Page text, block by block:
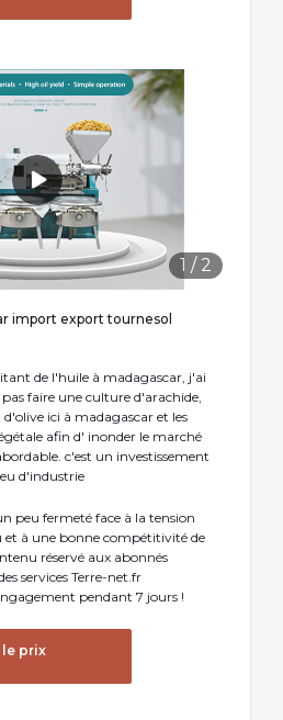
1 / 2
import export tournesol
de l'huile à madagascar, j'ai
faire une culture d'arachide,
d'olive ici à madagascar et les
afin d' inonder le marché
c'est un investissement
d'industrie
peu fermeté face à la tension
et à une bonne compétitivité de
réservé aux abonnés
services Terre-net.fr
pendant 7 jours !
prix